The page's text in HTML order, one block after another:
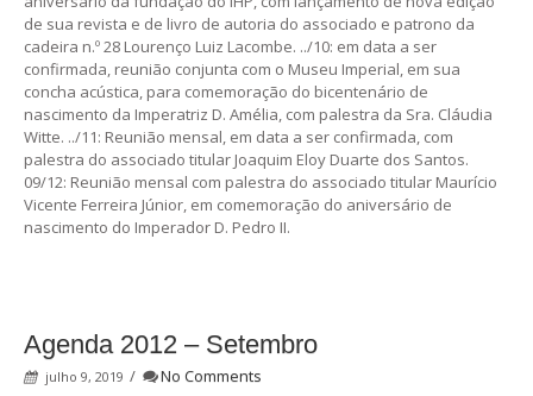
de sua revista e de livro de autoria do associado e patrono da
cadeira n.º 28 Lourenço Luiz Lacombe. ../10: em data a ser
confirmada, reunião conjunta com o Museu Imperial, em sua
concha acústica, para comemoração do bicentenário de
nascimento da Imperatriz D. Amélia, com palestra da Sra. Cláudia
Witte. ../11: Reunião mensal, em data a ser confirmada, com
palestra do associado titular Joaquim Eloy Duarte dos Santos.
09/12: Reunião mensal com palestra do associado titular Maurício
Vicente Ferreira Júnior, em comemoração do aniversário de
nascimento do Imperador D. Pedro II.
Agenda 2012 – Setembro
julho 9, 2019 /
No Comments